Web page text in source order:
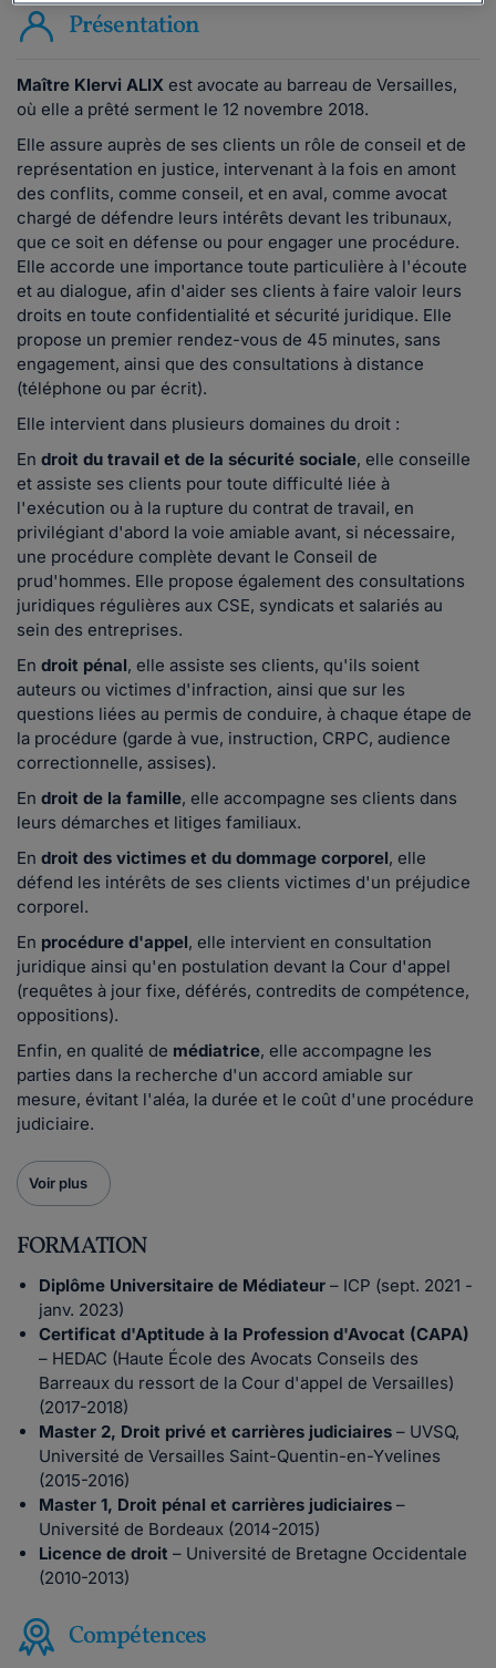
Présentation
Maître Klervi ALIX est avocate au barreau de Versailles,
où elle a prêté serment le 12 novembre 2018.
Elle assure auprès de ses clients un rôle de conseil et de
représentation en justice, intervenant à la fois en amont
des conflits, comme conseil, et en aval, comme avocat
chargé de défendre leurs intérêts devant les tribunaux,
que ce soit en défense ou pour engager une procédure.
Elle accorde une importance toute particulière à l'écoute
et au dialogue, afin d'aider ses clients à faire valoir leurs
droits en toute confidentialité et sécurité juridique. Elle
propose un premier rendez-vous de 45 minutes, sans
engagement, ainsi que des consultations à distance
(téléphone ou par écrit).
Elle intervient dans plusieurs domaines du droit :
En droit du travail et de la sécurité sociale, elle conseille
et assiste ses clients pour toute difficulté liée à
l'exécution ou à la rupture du contrat de travail, en
privilégiant d'abord la voie amiable avant, si nécessaire,
une procédure complète devant le Conseil de
prud'hommes. Elle propose également des consultations
juridiques régulières aux CSE, syndicats et salariés au
sein des entreprises.
En droit pénal, elle assiste ses clients, qu'ils soient
auteurs ou victimes d'infraction, ainsi que sur les
questions liées au permis de conduire, à chaque étape de
la procédure (garde à vue, instruction, CRPC, audience
correctionnelle, assises).
En droit de la famille, elle accompagne ses clients dans
leurs démarches et litiges familiaux.
En droit des victimes et du dommage corporel, elle
défend les intérêts de ses clients victimes d'un préjudice
corporel.
En procédure d'appel, elle intervient en consultation
juridique ainsi qu'en postulation devant la Cour d'appel
(requêtes à jour fixe, déférés, contredits de compétence,
oppositions).
Enfin, en qualité de médiatrice, elle accompagne les
parties dans la recherche d'un accord amiable sur
mesure, évitant l'aléa, la durée et le coût d'une procédure
judiciaire.
Voir plus
FORMATION
Diplôme Universitaire de Médiateur – ICP (sept. 2021 -
janv. 2023)
Certificat d'Aptitude à la Profession d'Avocat (CAPA)
– HEDAC (Haute École des Avocats Conseils des
Barreaux du ressort de la Cour d'appel de Versailles)
(2017-2018)
Master 2, Droit privé et carrières judiciaires – UVSQ,
Université de Versailles Saint-Quentin-en-Yvelines
(2015-2016)
Master 1, Droit pénal et carrières judiciaires –
Université de Bordeaux (2014-2015)
Licence de droit – Université de Bretagne Occidentale
(2010-2013)
Compétences